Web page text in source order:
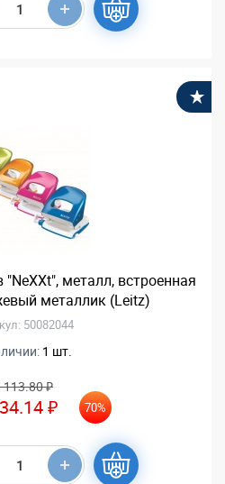
металл, встроенная
металлик (Leitz)
50082044
1 шт.
113.80 ₽
₽ 70%